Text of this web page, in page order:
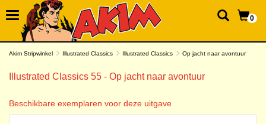
0
Akim Stripwinkel Illustrated Classics Illustrated Classics Op jacht naar avontuur
Illustrated Classics 55 - Op jacht naar avontuur
Beschikbare exemplaren voor deze uitgave